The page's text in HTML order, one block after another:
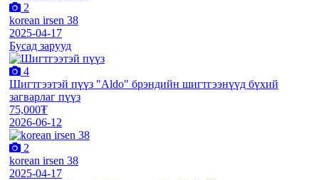
2
korean irsen 38
2025-04-17
Бусад зарууд
4
Шигтгээтэй пүүз "Aldo" брэндийн шигтгээнүүд бүхий
загварлаг пүүз
75,000₮
2026-06-12
2
korean irsen 38
2025-04-17